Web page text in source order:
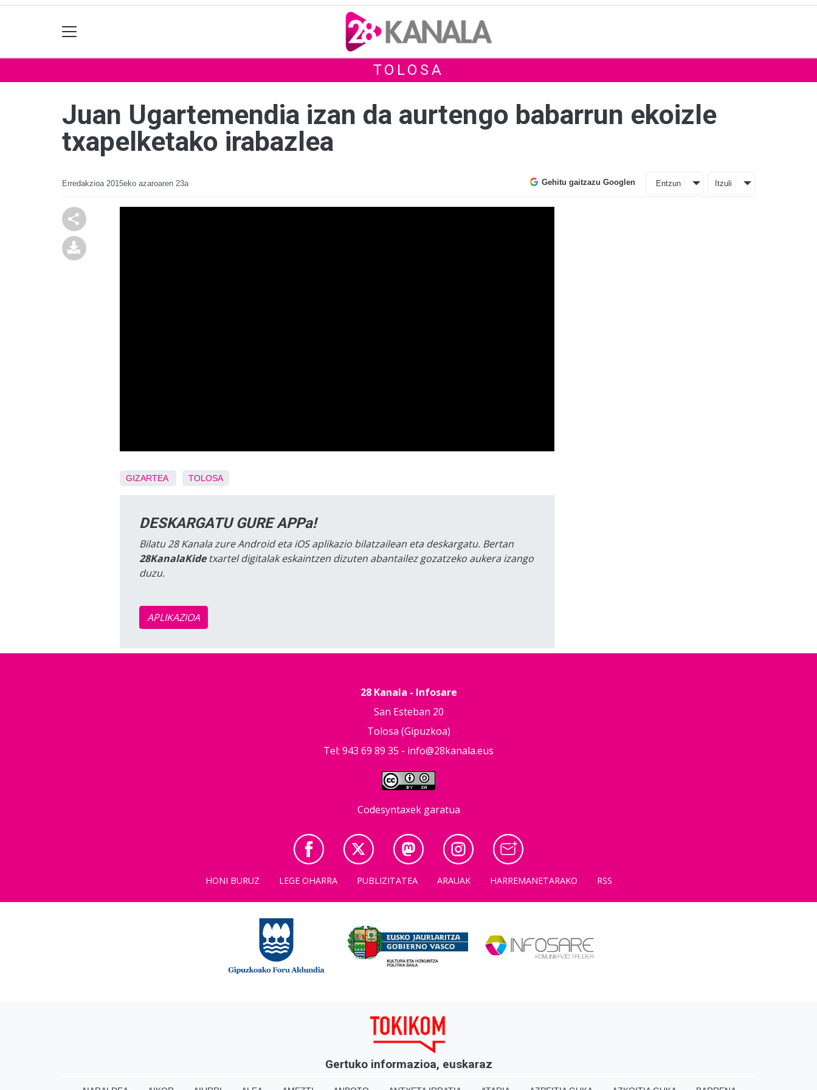
TOLOSA
Juan Ugartemendia izan da aurtengo babarrun ekoizle
txapelketako irabazlea
Erredakzioa 2015eko azaroaren 23a Gehitu gaitzazu Googlen Entzun Itzuli
GIZARTEA TOLOSA
DESKARGATU GURE APPa!
Bilatu 28 Kanala zure Android eta iOS aplikazio bilatzailean eta deskargatu. Bertan
28KanalaKidetxartel digitalak eskaintzen dizuten abantailez gozatzeko aukera izango
duzu.
APLIKAZIOA
28 Kanala - Infosare
San Esteban 20
Tolosa (Gipuzkoa)
Tel: 943 69 89 35 - info@28kanala.eus
Codesyntaxek garatua
HONI BURUZ LEGE OHARRA PUBLIZITATEA ARAUAK HARREMANETARAKO RSS
Gertuko informazioa, euskaraz